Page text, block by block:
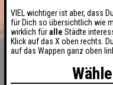
VIEL wichtiger ist aber, dass
für Dich so übersichtlich wie
wirklich füralle Städte
Klick auf das X oben rechts.
auf das Wappen ganz oben